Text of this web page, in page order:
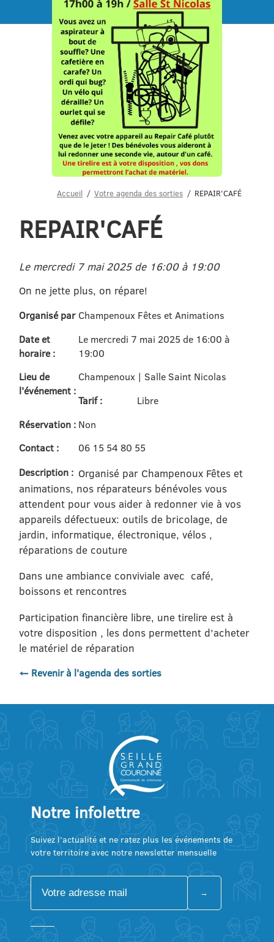
Menu
Accueil Votre agenda des sorties REPAIR'CAFÉ
REPAIR'CAFÉ
Le mercredi 7 mai 2025 de 16:00 à 19:00
On ne jette plus, on répare!
Organisé par Champenoux Fêtes et Animations
Date et
horaire :
Le mercredi 7 mai 2025 de 16:00 à
19:00
Lieu de
l'événement :
Champenoux | Salle Saint Nicolas
Tarif :
Libre
Réservation : Non
Contact :
06 15 54 80 55
Description : Organisé par Champenoux Fêtes et
animations, nos réparateurs bénévoles vous
attendent pour vous aider à redonner vie à vos
appareils défectueux: outils de bricolage, de
jardin, informatique, électronique, vélos ,
réparations de couture
Dans une ambiance conviviale avec café,
boissons et rencontres
Participation financière libre, une tirelire est à
votre disposition , les dons permettent d’acheter
le matériel de réparation
← Revenir à l'agenda des sorties
Notre infolettre
Suivez l’actualité et ne ratez plus les événements de
votre territoire avec notre newsletter mensuelle